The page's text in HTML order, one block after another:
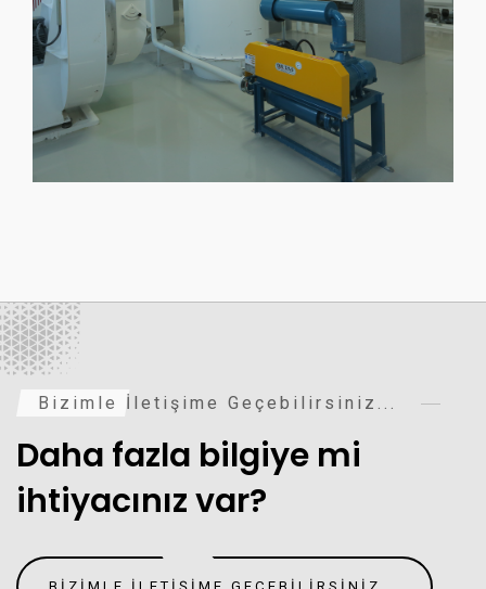
Bizimle İletişime Geçebilirsiniz...
Daha fazla bilgiye mi
ihtiyacınız var?